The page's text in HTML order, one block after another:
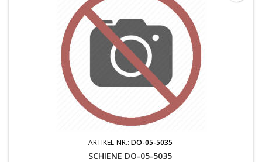
ARTIKEL-NR.: DO-05-5035
SCHIENE DO-05-5035